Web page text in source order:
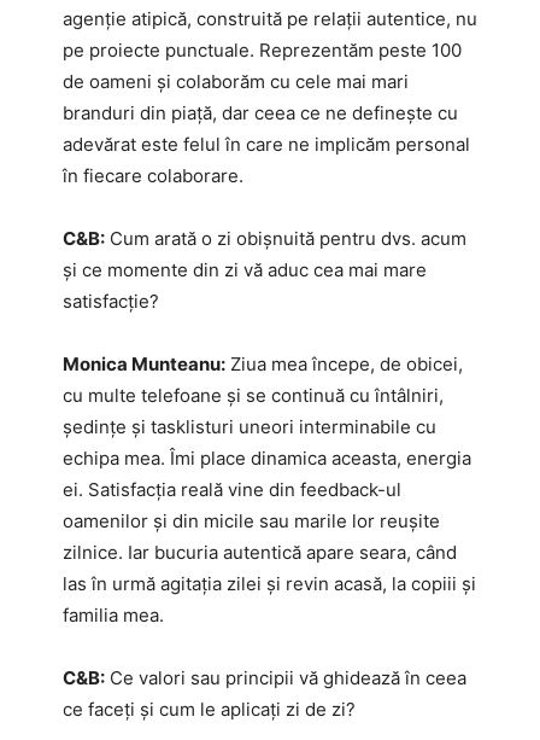
agenție atipică, construită pe relații autentice, nu
pe proiecte punctuale. Reprezentăm peste 100
de oameni și colaborăm cu cele mai mari
branduri din piață, dar ceea ce ne definește cu
adevărat este felul în care ne implicăm personal
în fiecare colaborare.
C&B: Cum arată o zi obișnuită pentru dvs. acum
și ce momente din zi vă aduc cea mai mare
satisfacție?
Monica Munteanu: Ziua mea începe, de obicei,
cu multe telefoane și se continuă cu întâlniri,
ședințe și tasklisturi uneori interminabile cu
echipa mea. Îmi place dinamica aceasta, energia
ei. Satisfacția reală vine din feedback-ul
oamenilor și din micile sau marile lor reușite
zilnice. Iar bucuria autentică apare seara, când
las în urmă agitația zilei și revin acasă, la copiii și
familia mea.
C&B: Ce valori sau principii vă ghidează în ceea
ce faceți și cum le aplicați zi de zi?